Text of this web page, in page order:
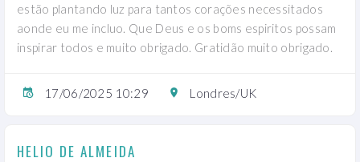
estão plantando luz para tantos corações necessitados
aonde eu me incluo. Que Deus e os boms espiritos possam
inspirar todos e muito obrigado. Gratidão muito obrigado.
17/06/2025 10:29 Londres/UK
HELIO DE ALMEIDA